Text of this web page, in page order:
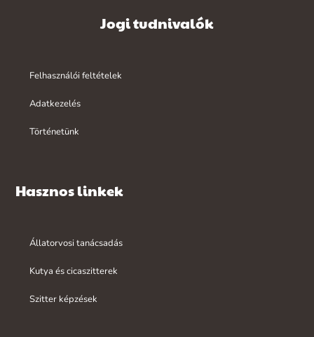
Jogi tudnivalók
Felhasználói feltételek
Adatkezelés
Történetünk
Hasznos linkek
Állatorvosi tanácsadás
Kutya és cicaszitterek
Szitter képzések